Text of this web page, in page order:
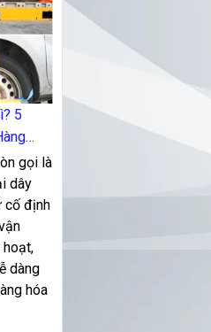
5
gọi là
dây
cố định
hoạt,
dàng
hóa